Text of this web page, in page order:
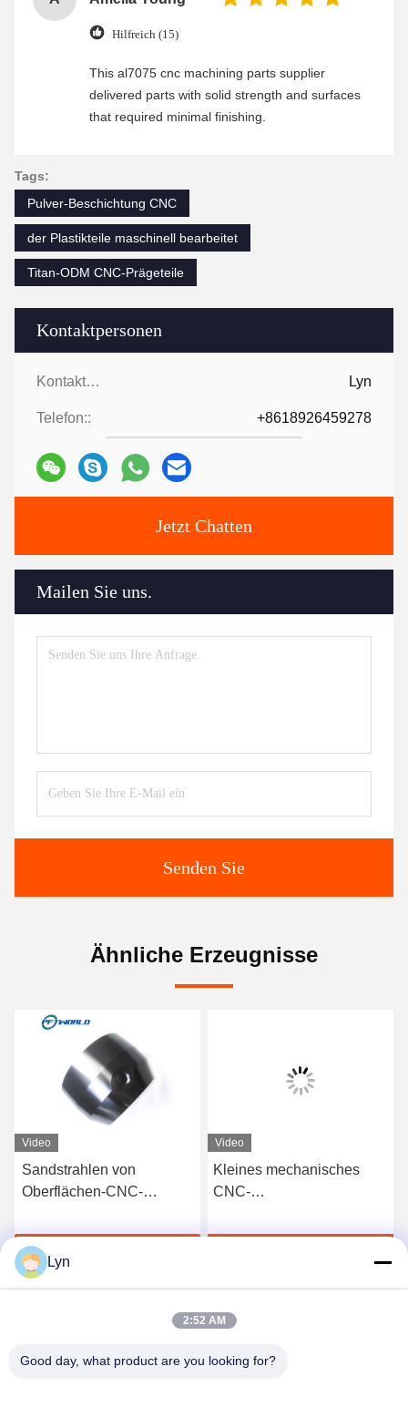
Kontaktpersonen
Kontaktpersonen: Lyn
Telefon:: +8618926459278
Jetzt Chatten
Mailen Sie uns.
Senden Sie
Hilfreich (15)
This al7075 cnc machining parts supplier
delivered parts with solid strength and surfaces
that required minimal finishing.
Tags:
Pulver-Beschichtung CNC
der Plastikteile maschinell bearbeitet
Titan-ODM CNC-Prägeteile
Ähnliche Erzeugnisse
Video
Sandstrahlen von
Oberflächen-CNC-
Aluminium für Laser-
Ausschnitt anodisieren
Video
Kleines mechanisches
CNC-
polnische sandstrahlende
Lyn
2:52 AM
Good day, what product are you looking for?